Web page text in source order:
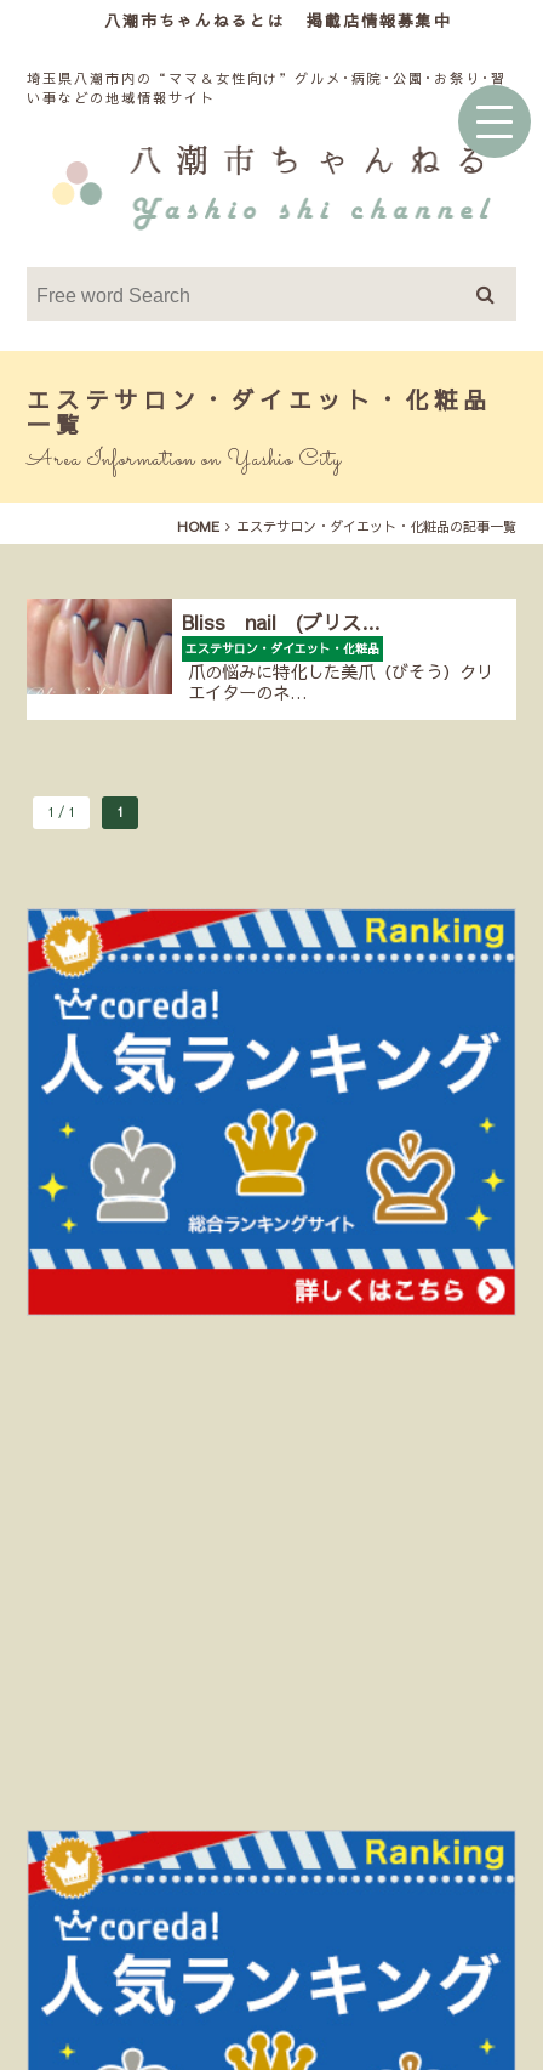
八潮市ちゃんねるとは 掲載店情報募集中
埼玉県八潮市内の“ママ＆女性向け”グルメ･病院･公園･お祭り･習
い事などの地域情報サイト
エステサロン・ダイエット・化粧品
一覧
Area Information on Yashio City
HOME エステサロン・ダイエット・化粧品の記事一覧
Bliss nail (ブリス…
エステサロン・ダイエット・化粧品
爪の悩みに特化した美爪（びそう）クリ
エイターのネ…
1 / 1 1